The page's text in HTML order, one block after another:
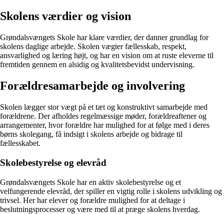
Skolens værdier og vision
Grøndalsvængets Skole har klare værdier, der danner grundlag for
skolens daglige arbejde. Skolen vægter fællesskab, respekt,
ansvarlighed og læring højt, og har en vision om at ruste eleverne til
fremtiden gennem en alsidig og kvalitetsbevidst undervisning.
Forældresamarbejde og involvering
Skolen lægger stor vægt på et tæt og konstruktivt samarbejde med
forældrene. Der afholdes regelmæssige møder, forældreaftener og
arrangementer, hvor forældre har mulighed for at følge med i deres
børns skolegang, få indsigt i skolens arbejde og bidrage til
fællesskabet.
Skolebestyrelse og elevråd
Grøndalsvængets Skole har en aktiv skolebestyrelse og et
velfungerende elevråd, der spiller en vigtig rolle i skolens udvikling og
trivsel. Her har elever og forældre mulighed for at deltage i
beslutningsprocesser og være med til at præge skolens hverdag.